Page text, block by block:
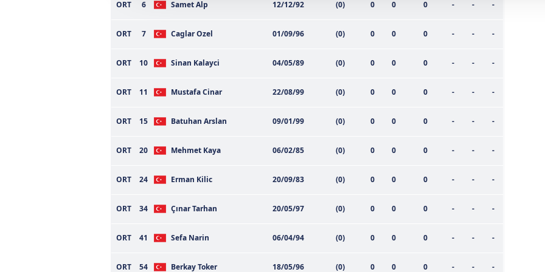
amacıyla kullanılmaktadır. Diğer çerezler, sitemizin daha işlevsel kılınması ve
butonuna tıklayabilir,
Çerez Bilgilendirme Metnimizi ziyaret edebilirsiniz.
6698 sayılı Kişisel Verilerin Korunması Kanunu uyarınca hazırlanmış Aydınlatma Metnimizi
ORT 6 Samet Alp 12/12/92 (0) 0 0 0 - - -
ORT 7 Caglar Ozel 01/09/96 (0) 0 0 0 - - -
ORT 10 Sinan Kalayci 04/05/89 (0) 0 0 0 - - -
ORT 11 Mustafa Cinar 22/08/99 (0) 0 0 0 - - -
ORT 15 Batuhan Arslan 09/01/99 (0) 0 0 0 - - -
ORT 20 Mehmet Kaya 06/02/85 (0) 0 0 0 - - -
ORT 24 Erman Kilic 20/09/83 (0) 0 0 0 - - -
ORT 34 Çınar Tarhan 20/05/97 (0) 0 0 0 - - -
ORT 41 Sefa Narin 06/04/94 (0) 0 0 0 - - -
ORT 54 Berkay Toker 18/05/96 (0) 0 0 0 - - -